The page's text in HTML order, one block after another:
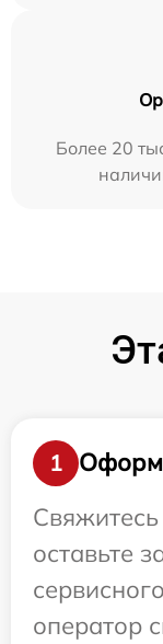
Более 20
1
оставьте
оператор